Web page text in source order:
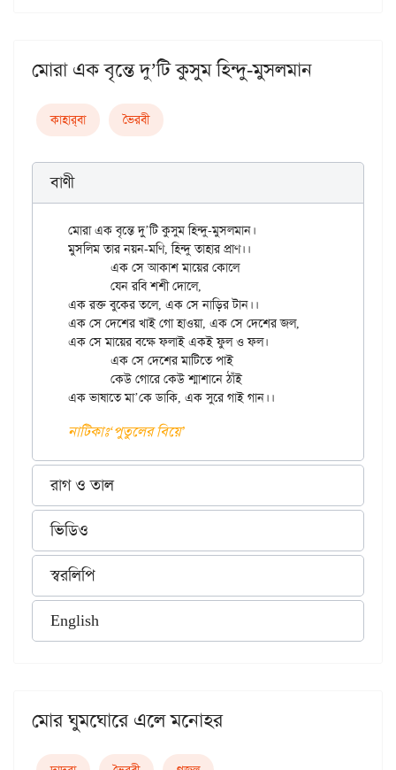
মোরা এক বৃন্তে দু’টি কুসুম হিন্দু-মুসলমান
কাহার্‌বা ভৈরবী
বাণী
মোরা এক বৃন্তে দু’টি কুসুম হিন্দু-মুসলমান।
মুসলিম তার নয়ন-মণি, হিন্দু তাহার প্রাণ।।
এক রক্ত বুকের তলে, এক সে নাড়ির টান।।
এক সে দেশের খাই গো হাওয়া, এক সে দেশের জল,
এক সে মায়ের বক্ষে ফলাই একই ফুল ও ফল।
নাটিকাঃ‘পুতুলের বিয়ে’
রাগ ও তাল
ভিডিও
স্বরলিপি
English
মোর ঘুমঘোরে এলে মনোহর